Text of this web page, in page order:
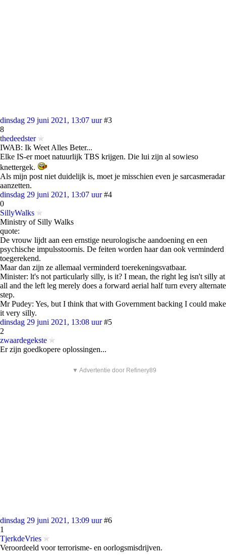
dinsdag 29 juni 2021, 13:07 uur #3
8
thedeedster
IWAB: Ik Weet Alles Beter...
Elke IS-er moet natuurlijk TBS krijgen. Die lui zijn al sowieso
knettergek.
Als mijn post niet duidelijk is, moet je misschien even je sarcasmeradar
aanzetten.
dinsdag 29 juni 2021, 13:07 uur #4
0
SillyWalks
Ministry of Silly Walks
quote:
De vrouw lijdt aan een ernstige neurologische aandoening en een
psychische impulsstoornis. De feiten worden haar dan ook verminderd
toegerekend.
Maar dan zijn ze allemaal verminderd toerekeningsvatbaar.
Minister: lt's not particularly silly, is it? I mean, the right leg isn't silly at
all and the left leg merely does a forward aerial half turn every alternate
step.
Mr Pudey: Yes, but I think that with Government backing I could make
it very silly.
dinsdag 29 juni 2021, 13:08 uur #5
2
zwaardegekste
Er zijn goedkopere oplossingen...
▼ Advertentie door Refinery89
dinsdag 29 juni 2021, 13:09 uur #6
1
TjerkdeVries
Veroordeeld voor terrorisme- en oorlogsmisdrijven.